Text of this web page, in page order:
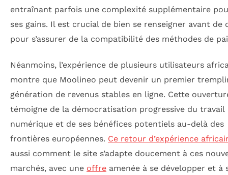
entraînant parfois une complexité supplémentaire
ses gains. Il est crucial de bien se renseigner avant de
pour s’assurer de la compatibilité des méthodes de
Néanmoins, l’expérience de plusieurs utilisateurs
montre que Moolineo peut devenir un premier
génération de revenus stables en ligne. Cette
témoigne de la démocratisation progressive du travail
numérique et de ses bénéfices potentiels au-delà des
frontières européennes. Ce retour d’expérience
aussi comment le site s’adapte doucement à ces
marchés, avec une offre amenée à se développer et à